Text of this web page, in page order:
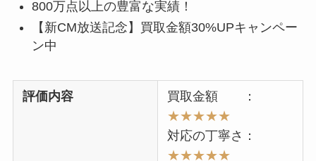
800万点以上の豊富な実績！
【新CM放送記念】買取金額30%UPキャンペー
ン中
評価内容
買取金額 ：
★★★★★
対応の丁寧さ：
★★★★★